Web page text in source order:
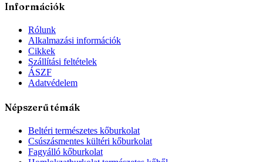
Információk
Rólunk
Alkalmazási információk
Cikkek
Szállítási feltételek
ÁSZF
Adatvédelem
Népszerű témák
Beltéri természetes kőburkolat
Csúszásmentes kültéri kőburkolat
Fagyálló kőburkolat